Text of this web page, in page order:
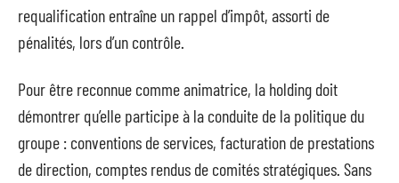
requalification entraîne un rappel d’impôt, assorti de
pénalités, lors d’un contrôle.
Pour être reconnue comme animatrice, la holding doit
démontrer qu’elle participe à la conduite de la politique du
groupe : conventions de services, facturation de prestations
de direction, comptes rendus de comités stratégiques. Sans